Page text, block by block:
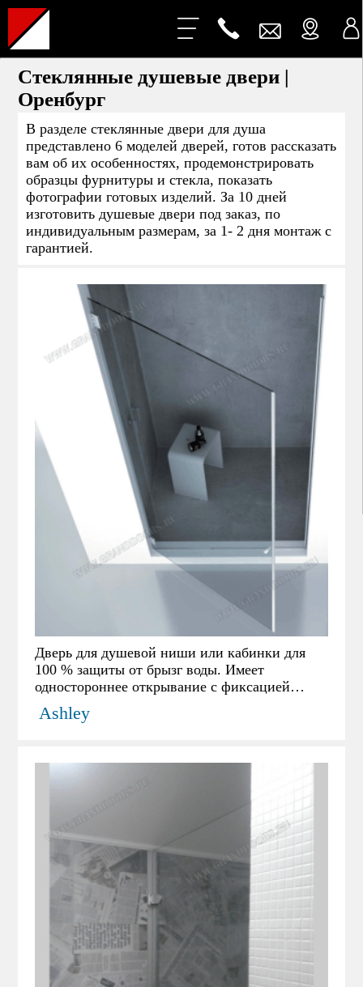
Стеклянные душевые двери |
Оренбург
В разделе стеклянные двери для душа
представлено 6 моделей дверей, готов рассказать
вам об их особенностях, продемонстрировать
образцы фурнитуры и стекла, показать
фотографии готовых изделий. За 10 дней
изготовить душевые двери под заказ, по
индивидуальным размерам, за 1- 2 дня монтаж с
гарантией.
Дверь для душевой ниши или кабинки для
100 % защиты от брызг воды. Имеет
одностороннее открывание с фиксацией
двери в закрытом положении с помощью
магнитного уплотнителя.
Ashley